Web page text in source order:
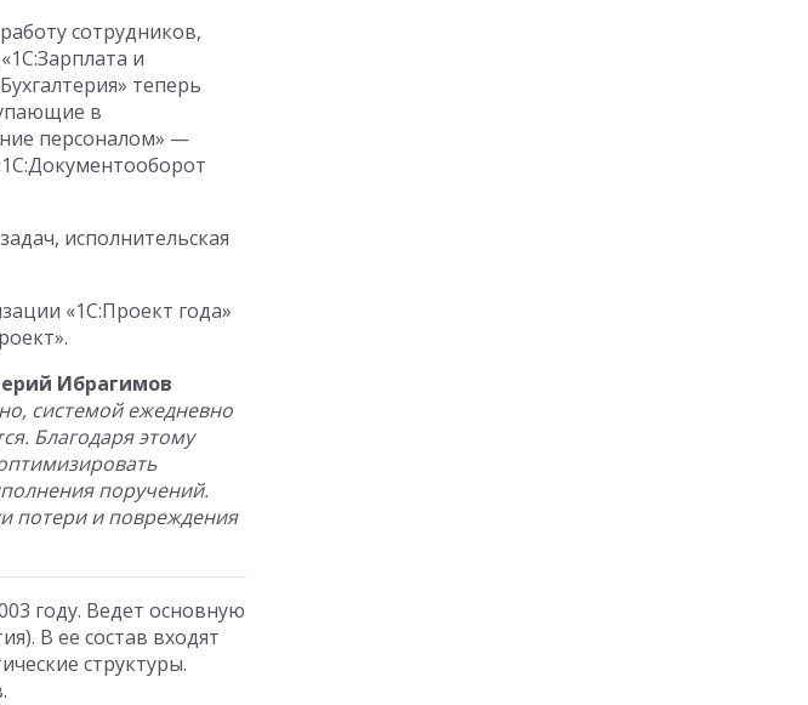
сотрудников,
и
теперь
в
персоналом» —
исполнительская
«1С:Проект года»
Ибрагимов
системой ежедневно
Благодаря этому
поручений.
потери и повреждения
году. Ведет основную
В ее состав входят
структуры.